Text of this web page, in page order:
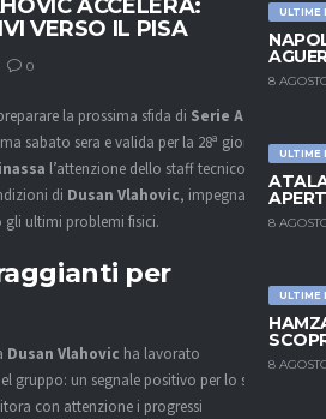
ULTIME
8
ULTIME
8
ULTIME
8
ACCELERA:
VERSO IL PISA
0
la prossima sfida di Serie A
sabato sera e valida per la 28ª giornata
l’attenzione dello staff tecnico è
di Dusan Vlahovic, impegnato nel
ultimi problemi fisici.
per
Dusan Vlahovic ha lavorato
gruppo: un segnale positivo per lo staff
con attenzione i progressi